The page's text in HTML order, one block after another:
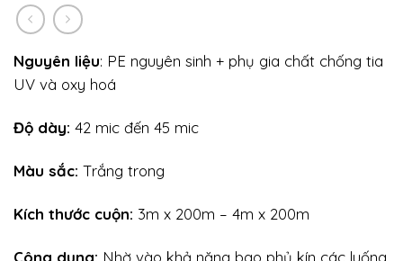
Nguyên liệu: PE nguyên sinh + phụ gia chất chống tia
UV và oxy hoá
Độ dày: 42 mic đến 45 mic
Màu sắc: Trắng trong
Kích thước cuộn: 3m x 200m – 4m x 200m
Công dụng: Nhờ vào khả năng bao phủ kín các luống